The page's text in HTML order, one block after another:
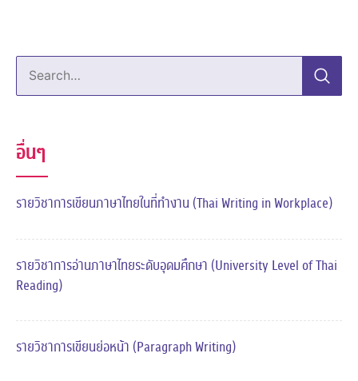
Search…
อื่นๆ
รายวิชาการเขียนภาษาไทยในที่ทำงาน (Thai Writing in Workplace)
รายวิชาการอ่านภาษาไทยระดับอุดมศึกษา (University Level of Thai
Reading)
รายวิชาการเขียนย่อหน้า (Paragraph Writing)